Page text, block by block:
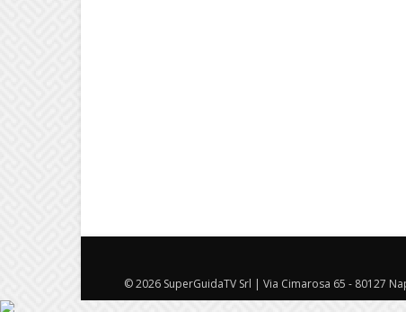
© 2026 SuperGuidaTV Srl | Via Cimarosa 65 - 80127